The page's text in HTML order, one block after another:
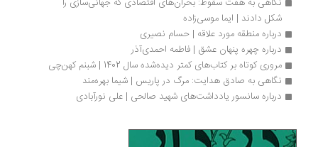
شکل دادند | ایما موسی‌زاده
درباره منطقه مورد علاقه | حسام نصیری
درباره چهره­ پنهان عشق | فاطمه احمدی‌آذر
مروری کوتاه بر کتاب‌های کمتر دیده‌شده سال 1402 | شبنم کهن‌چی
نگاهی به صادق هدایت: مرگ در پاریس | شیما بهره‌مند
درباره سانسور یادداشت‌های شهید صالحی | علی نورآبادی